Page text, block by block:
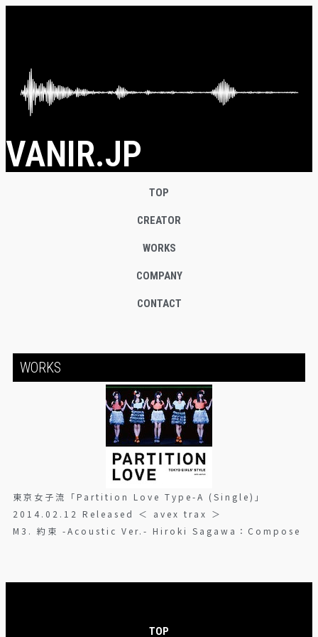
VANIR.JP
TOP
CREATOR
WORKS
COMPANY
CONTACT
WORKS
東京女子流「Partition Love Type-A (Single)」
2014.02.12 Released ＜ avex trax ＞
M3. 約束 -Acoustic Ver.- Hiroki Sagawa：Compose
TOP